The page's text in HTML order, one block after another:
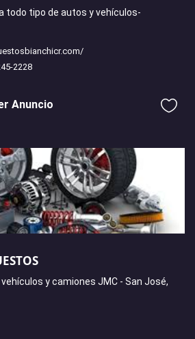
todo tipo de autos y vehículos-
2228
Anuncio
y camiones JMC - San José,